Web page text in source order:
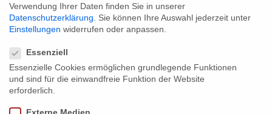
“Empire Me (Interactive)” ist bei den
Awwwards nominiert
Die besten Websites der Welt und deren Macher küren die
Awwwardsund honorieren so Design, Kreativität und Innovation
Verwendung Ihrer Daten finden Sie in unserer
Datenschutzerklärung
Sie können Ihre Auswahl jederzeit unter
Einstellungen widerrufen oder anpassen.
Essenziell
Essenzielle Cookies ermöglichen grundlegende Funktionen
und sind für die einwandfreie Funktion der Website
erforderlich.